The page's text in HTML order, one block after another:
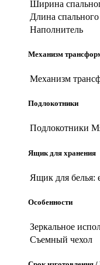
Ширина
Длина спального
Наполнитель
Механизм
Механизм
Подлокотники
Подлокотники
Ящик для хранения
Ящик для белья:
Особенности
Зеркальное
Съемный чехол